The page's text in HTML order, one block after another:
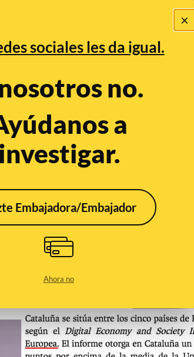
×
sociales les da igual.
no.
a
investigar.
Embajadora/Embajador
Ahora no
Bulos
Europea no
de Europa
12:57:22 PM